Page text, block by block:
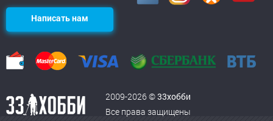
Написать нам
2009-2026 ©33хобби
Все права защищены